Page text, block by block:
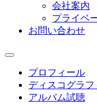
会社案内
プライベ
お問い合わせ
プロフィール
ディスコグラフ
アルバム試聴